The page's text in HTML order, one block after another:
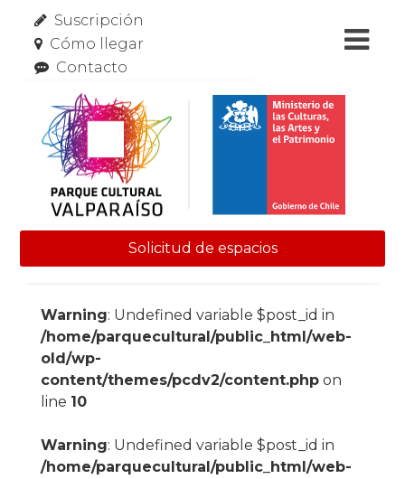
Suscripción
Cómo llegar
Contacto
Solicitud de espacios
Warning: Undefined variable $post_id in
/home/parquecultural/public_html/web-
old/wp-
content/themes/pcdv2/content.phpon
line 10
Warning: Undefined variable $post_id in
/home/parquecultural/public_html/web-